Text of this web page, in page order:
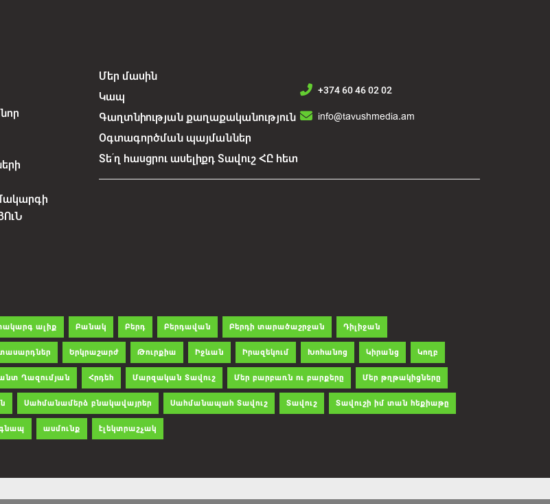
Մեր մասին
Կապ
Գաղտնիության քաղաքականություն
Օգտագործման պայմաններ
Տե՛ղ հասցրու ասելիքդ Տավուշ ՀԸ հետ
+374 60 46 02 02
info@tavushmedia.am
ալիք Բանակ Բերդ Բերդավան Բերդի տարածաշրջան Դիլիջան
Երկրաշարժ Թուրքիա Իջևան Իրազեկում Խոհանոց Կիրանց Կողբ
Ղազումյան Հրդեհ Մարզական Տավուշ Մեր բարբառն ու բարքերը Մեր թղթակիցները
Սահմանամերձ բնակավայրեր Սահմանապահ Տավուշ Տավուշ Տավուշի իմ տան հեքիաթը
ասմունք էլեկտրաշչակ